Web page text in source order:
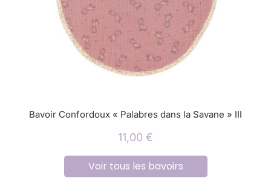
Bavoir Confordoux « Palabres dans la Savane » III
11,00 €
Voir tous les bavoirs